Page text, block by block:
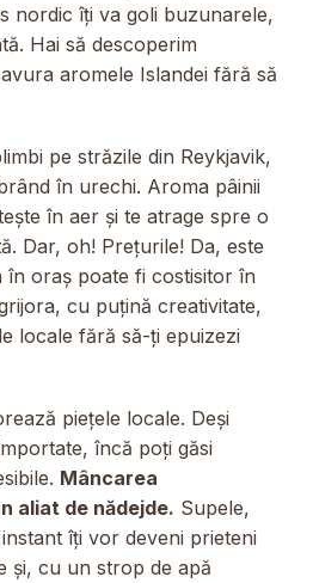
nordic îți va goli buzunarele,
Hai să descoperim
aromele Islandei fără să
pe străzile din Reykjavik,
în urechi. Aroma pâinii
în aer și te atrage spre o
Dar, oh! Prețurile! Da, este
în oraș poate fi costisitor în
cu puțină creativitate,
locale fără să-ți epuizezi
piețele locale. Deși
încă poți găsi
Mâncarea
aliat de nădejde. Supele,
îți vor deveni prieteni
și, cu un strop de apă